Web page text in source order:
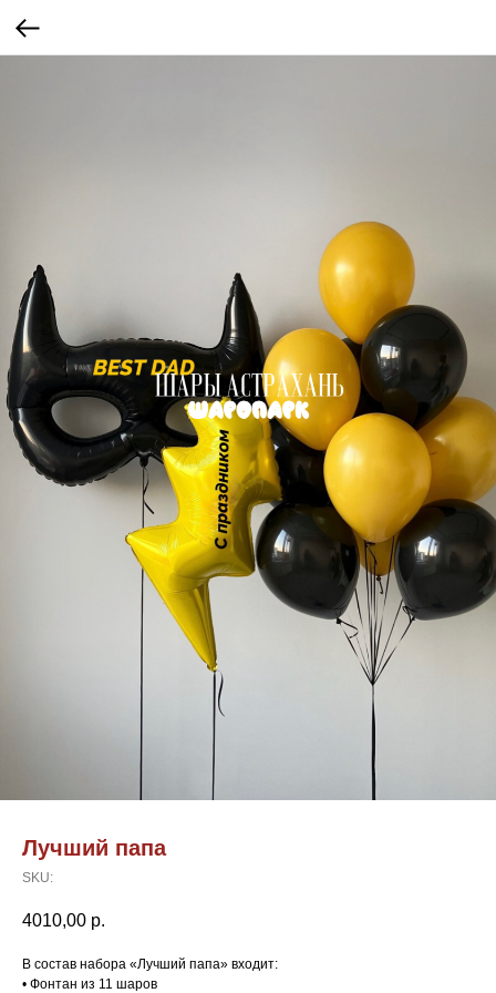
Лучший папа
SKU:
4010,00 р.
В состав набора «Лучший папа» входит:
• Фонтан из 11 шаров